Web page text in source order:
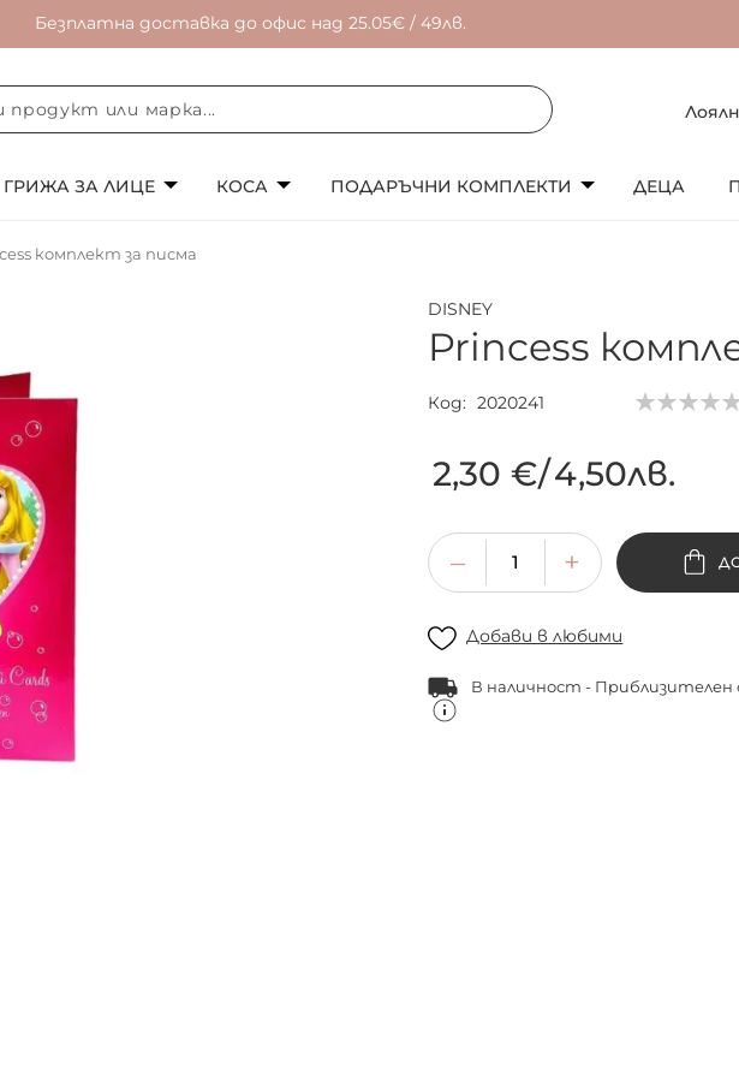
Безплатна доставка до офис над 25.05€ / 49лв.
ГРИЖА ЗА ЛИЦЕ КОСА ПОДАРЪЧНИ КОМПЛЕКТИ ДЕЦА
комплект за писма
Princess
DISNEY
Код 2020241
2,30 €/4,50лв.
Добави в любими
В наличност - Приблизителен